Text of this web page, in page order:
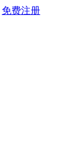
免费注册